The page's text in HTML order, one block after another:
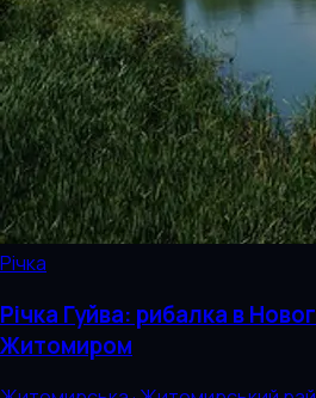
Річка
Річка Гуйва: рибалка в
Житомиром